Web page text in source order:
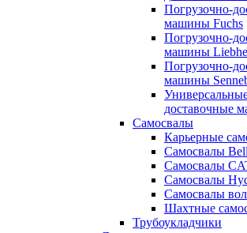
Погрузочно-
машины Fuchs
Погрузочно-
машины
Погрузочно-
машины
доставочные
Самосвалы
Карьерные
Самосвалы Bell
Самосвалы
Самосвалы
Самосвалы
Шахтные
Трубоукладчики